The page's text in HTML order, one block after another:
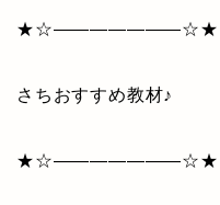
★☆———————☆★
さちおすすめ教材♪
★☆———————☆★